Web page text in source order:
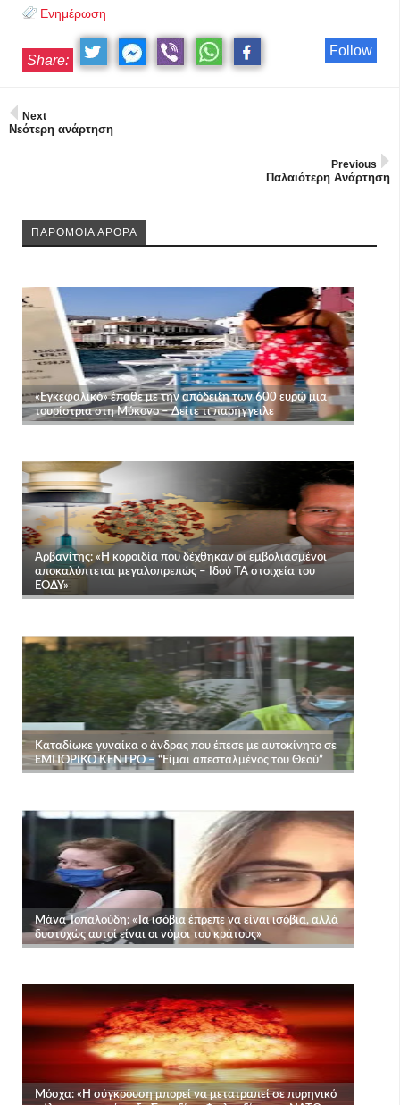
Ενημέρωση
Follow
Share:
Next
Νεότερη ανάρτηση
Previous
Παλαιότερη Ανάρτηση
ΠΑΡΟΜΟΙΑ ΑΡΘΡΑ